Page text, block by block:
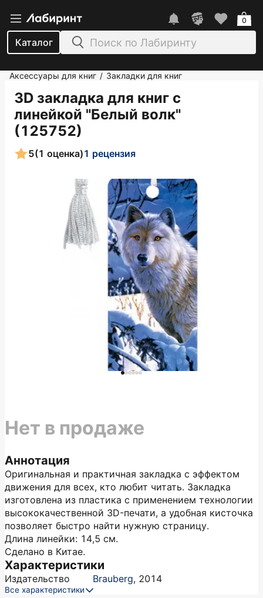
Каталог
0
Аксессуары для книг / Закладки для книг
3D закладка для книг с
линейкой "Белый волк"
(125752)
5(1 оценка)1 рецензия
Аннотация
Оригинальная и практичная закладка с эффектом
движения для всех, кто любит читать. Закладка
изготовлена из пластика с применением технологии
высококачественной 3D-печати, а удобная кисточка
позволяет быстро найти нужную страницу.
Длина линейки: 14,5 см.
Сделано в Китае.
Характеристики
Издательство Brauberg, 2014
Все характеристики
Нет в продаже